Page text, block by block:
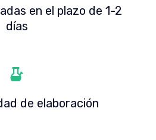
en el plazo de 1-2
días
de elaboración